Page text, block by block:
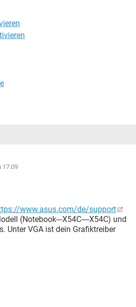
17:09
www.asus.com/de/support
(Notebook---X54C----X54C) und
Unter VGA ist dein Grafiktreiber